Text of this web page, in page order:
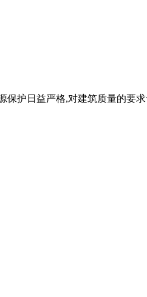
护日益严格,对建筑质量的要